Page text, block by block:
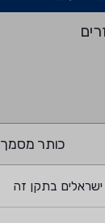
כותר מסמך
בתקן זה